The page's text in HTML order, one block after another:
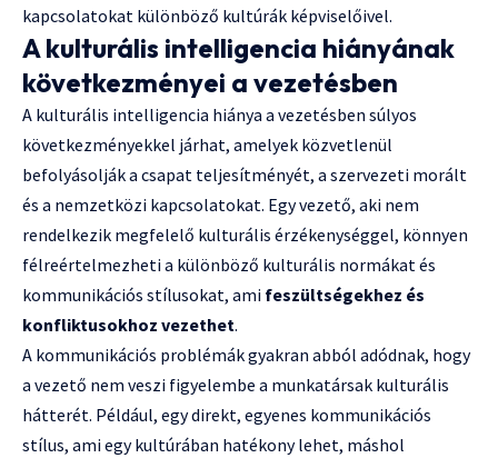
kapcsolatokat különböző kultúrák képviselőivel.
A kulturális intelligencia hiányának
következményei a vezetésben
A kulturális intelligencia hiánya a vezetésben súlyos
következményekkel járhat, amelyek közvetlenül
befolyásolják a csapat teljesítményét, a szervezeti morált
és a nemzetközi kapcsolatokat. Egy vezető, aki nem
rendelkezik megfelelő kulturális érzékenységgel, könnyen
félreértelmezheti a különböző kulturális normákat és
kommunikációs stílusokat, ami feszültségekhez és
konfliktusokhoz vezethet.
A kommunikációs problémák gyakran abból adódnak, hogy
a vezető nem veszi figyelembe a munkatársak kulturális
hátterét. Például, egy direkt, egyenes kommunikációs
stílus, ami egy kultúrában hatékony lehet, máshol